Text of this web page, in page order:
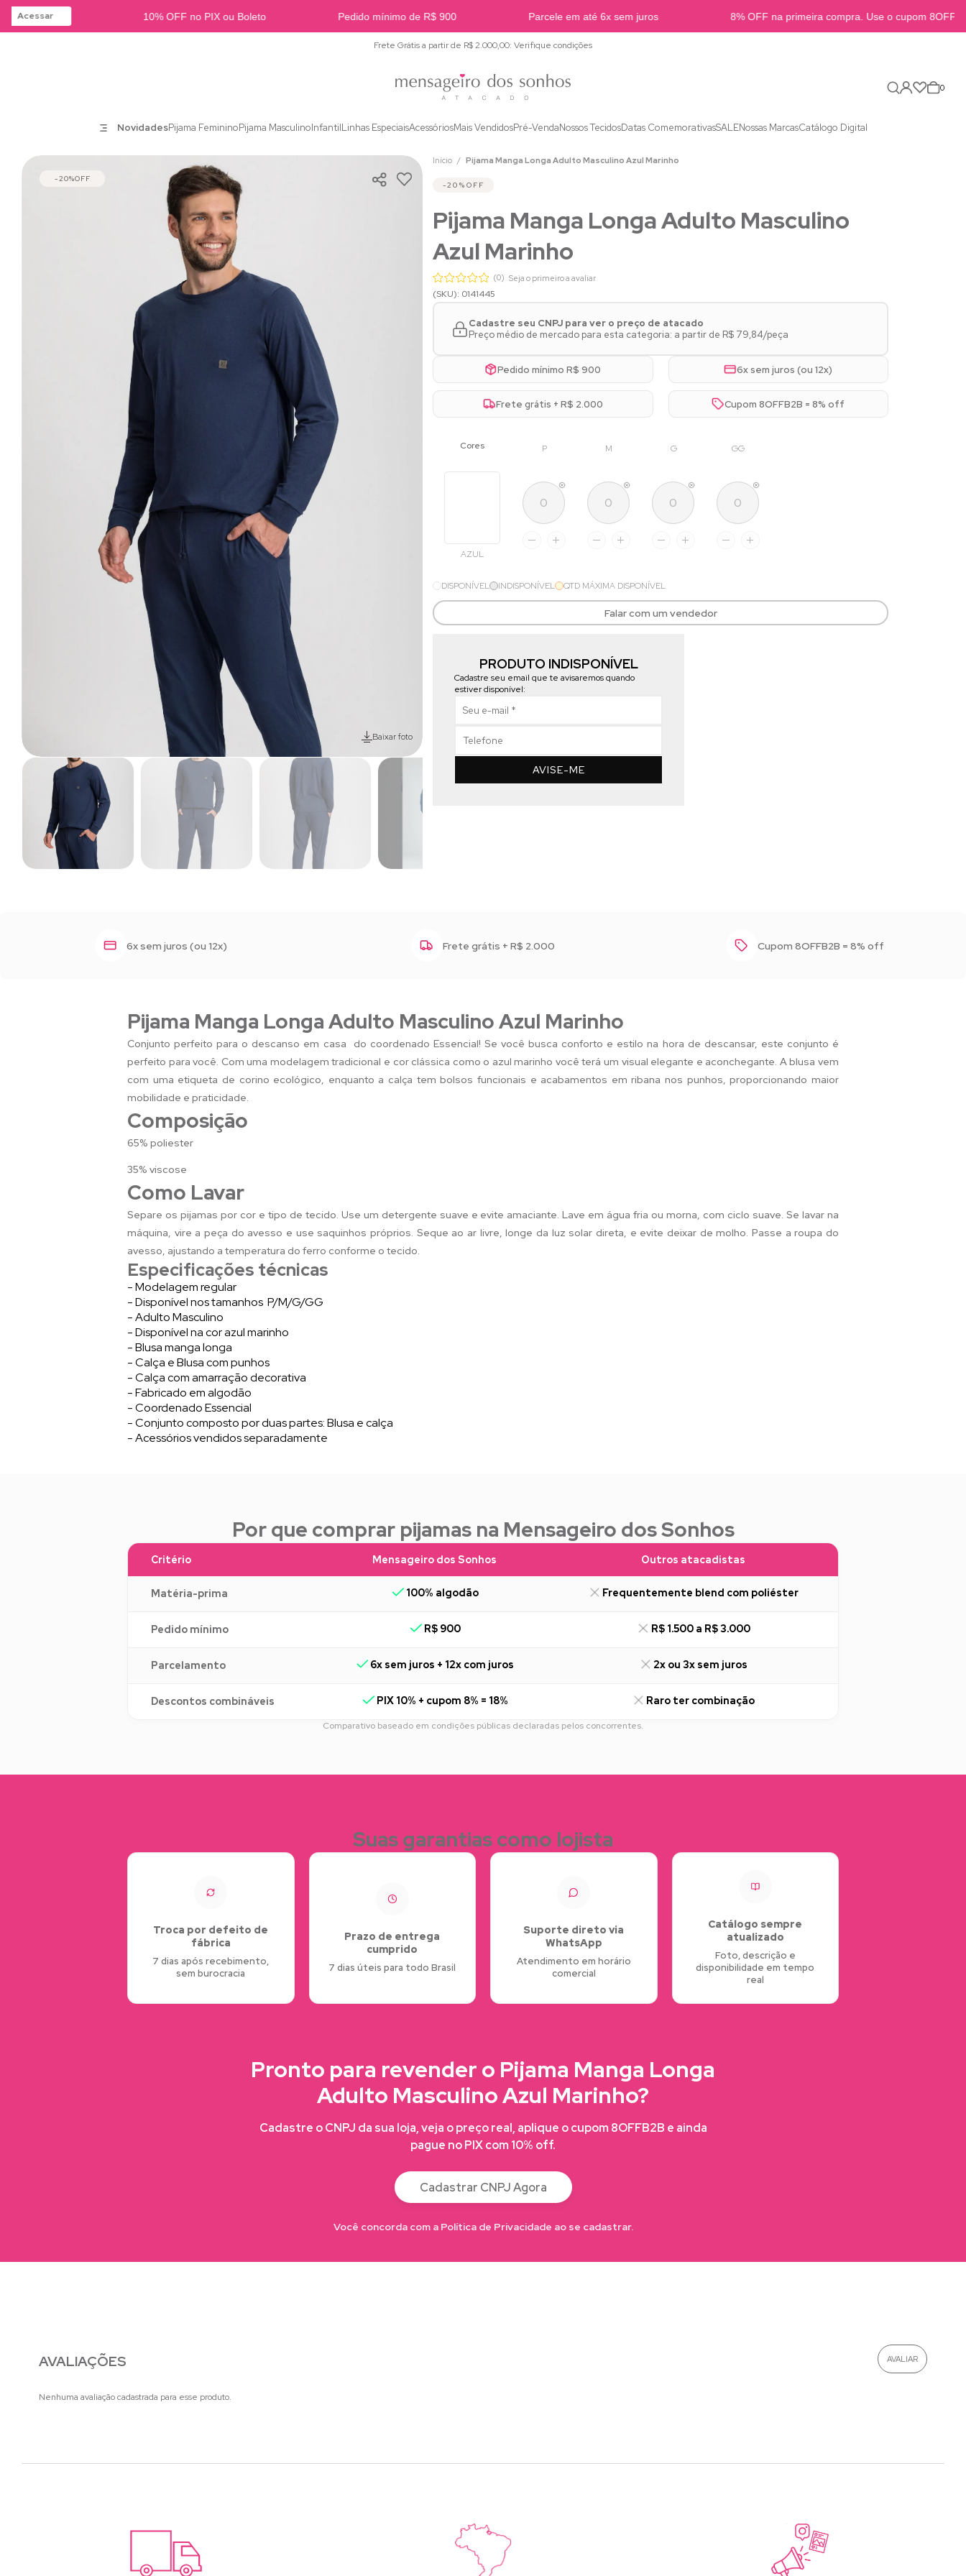
Acessar 10% OFF no PIX ou Boleto Pedido mínimo de R$ 900 Parcele em até 6x sem juros 8% OFF na primeira compra. Use o cupom 8OFFB2B
Frete Grátis a partir de R$ 2.000,00: Verifique condições
0
NovidadesPijama FemininoPijama MasculinoInfantilLinhas EspeciaisAcessóriosMais VendidosPré-VendaNossos TecidosDatas ComemorativasSALENossas MarcasCatálogo Digital
20%OFF
Baixar foto
Início Pijama Manga Longa Adulto Masculino Azul Marinho
20% OFF
Pijama Manga Longa Adulto Masculino
Azul Marinho
(0) Seja o primeiro a avaliar
(SKU): 0141445
Cadastre seu CNPJ para ver o preço de atacado
Preço médio de mercado para esta categoria: a partir de R$ 79,84/peça
Pedido mínimo R$ 900 6x sem juros (ou 12x)
Frete grátis + R$ 2.000 Cupom 8OFFB2B = 8% off
P M G GG
AZUL
DISPONÍVEL INDISPONÍVEL QTD MÁXIMA DISPONÍVEL
Falar com um vendedor
PRODUTO INDISPONÍVEL
Cadastre seu email que te avisaremos quando
estiver disponível:
AVISE-ME
6x sem juros (ou 12x) Frete grátis + R$ 2.000 Cupom 8OFFB2B = 8% off
Pijama Manga Longa Adulto Masculino Azul Marinho
Conjunto perfeito para o descanso em casa do coordenado Essencial! Se você busca conforto e estilo na hora de descansar, este conjunto é
perfeito para você. Com uma modelagem tradicional e cor clássica como o azul marinho você terá um visual elegante e aconchegante. A blusa vem
com uma etiqueta de corino ecológico, enquanto a calça tem bolsos funcionais e acabamentos em ribana nos punhos, proporcionando maior
mobilidade e praticidade.
Composição
65% poliester
35% viscose
Como Lavar
Separe os pijamas por cor e tipo de tecido. Use um detergente suave e evite amaciante. Lave em água fria ou morna, com ciclo suave. Se lavar na
máquina, vire a peça do avesso e use saquinhos próprios. Seque ao ar livre, longe da luz solar direta, e evite deixar de molho. Passe a roupa do
avesso, ajustando a temperatura do ferro conforme o tecido.
Especificações técnicas
- Modelagem regular
- Disponível nos tamanhos P/M/G/GG
- Adulto Masculino
- Disponível na cor azul marinho
- Blusa manga longa
- Calça e Blusa com punhos
- Calça com amarração decorativa
- Fabricado em algodão
- Coordenado Essencial
- Conjunto composto por duas partes: Blusa e calça
- Acessórios vendidos separadamente
Por que comprar pijamas na Mensageiro dos Sonhos
Critério Mensageiro dos Sonhos Outros atacadistas
Matéria-prima 100% algodão Frequentemente blend com poliéster
Pedido mínimo R$ 900 R$ 1.500 a R$ 3.000
Parcelamento 6x sem juros + 12x com juros 2x ou 3x sem juros
Descontos combináveis PIX 10% + cupom 8% = 18% Raro ter combinação
Comparativo baseado em condições públicas declaradas pelos concorrentes.
Suas garantias como lojista
Troca por defeito de
fábrica
7 dias após recebimento,
sem burocracia
Prazo de entrega
cumprido
7 dias úteis para todo Brasil
Suporte direto via
WhatsApp
Atendimento em horário
comercial
Catálogo sempre
atualizado
Foto, descrição e
disponibilidade em tempo
real
Pronto para revender o Pijama Manga Longa
Adulto Masculino Azul Marinho?
Cadastre o CNPJ da sua loja, veja o preço real, aplique o cupom 8OFFB2B e ainda
pague no PIX com 10% off.
Cadastrar CNPJ Agora
Você concorda com a Política de Privacidade ao se cadastrar.
AVALIAÇÕES
Nenhuma avaliação cadastrada para esse produto.